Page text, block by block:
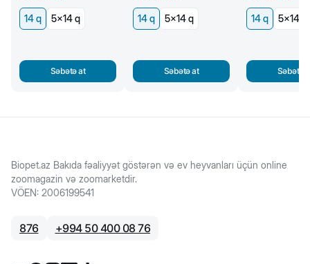
14 q 5x14 q
Səbətə at
14 q 5x14 q
Səbətə at
14 q 5x14 q
Səbətə
Biopet.az Bakıda fəaliyyət göstərən və ev heyvanları üçün online
zoomagazin və zoomarketdir.
VÖEN: 2006199541
876 +994 50 400 08 76